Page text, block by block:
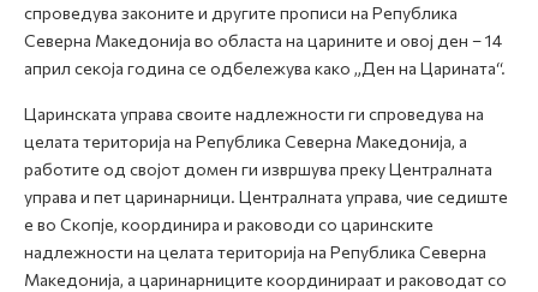
спроведува законите и другите прописи на Република
Северна Македонија во областа на царините и овој ден – 14
април секоја година се одбележува како „Ден на Царината“.
Царинската управа своите надлежности ги спроведува на
целата територија на Република Северна Македонија, а
работите од својот домен ги извршува преку Централната
управа и пет царинарници. Централната управа, чие седиште
е во Скопје, координира и раководи со царинските
надлежности на целата територија на Република Северна
Македонија, а царинарниците координираат и раководат со